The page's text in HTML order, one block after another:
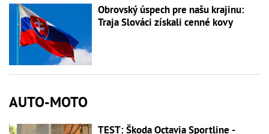
Obrovský úspech pre našu krajinu:
Traja Slováci získali cenné kovy
AUTO-MOTO
TEST: Škoda Octavia Sportline -